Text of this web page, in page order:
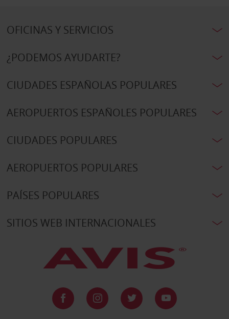
OFICINAS Y SERVICIOS
¿PODEMOS AYUDARTE?
CIUDADES ESPAÑOLAS POPULARES
AEROPUERTOS ESPAÑOLES POPULARES
CIUDADES POPULARES
AEROPUERTOS POPULARES
PAÍSES POPULARES
SITIOS WEB INTERNACIONALES